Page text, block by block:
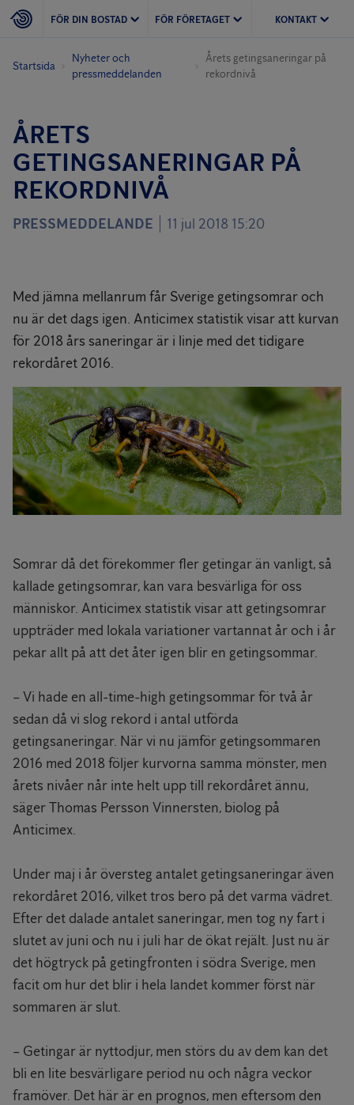
FÖR DIN BOSTAD FÖR FÖRETAGET KONTAKT
Startsida
Nyheter och
pressmeddelanden
Årets getingsaneringar på
rekordnivå
ÅRETS
GETINGSANERINGAR PÅ
REKORDNIVÅ
PRESSMEDDELANDE 11 jul 2018 15:20
Med jämna mellanrum får Sverige getingsomrar och
nu är det dags igen. Anticimex statistik visar att kurvan
för 2018 års saneringar är i linje med det tidigare
rekordåret 2016.
Somrar då det förekommer fler getingar än vanligt, så
kallade getingsomrar, kan vara besvärliga för oss
människor. Anticimex statistik visar att getingsomrar
uppträder med lokala variationer vartannat år och i år
pekar allt på att det åter igen blir en getingsommar.
– Vi hade en all-time-high getingsommar för två år
sedan då vi slog rekord i antal utförda
getingsaneringar. När vi nu jämför getingsommaren
2016 med 2018 följer kurvorna samma mönster, men
årets nivåer når inte helt upp till rekordåret ännu,
säger Thomas Persson Vinnersten, biolog på
Anticimex.
Under maj i år översteg antalet getingsaneringar även
rekordåret 2016, vilket tros bero på det varma vädret.
Efter det dalade antalet saneringar, men tog ny fart i
slutet av juni och nu i juli har de ökat rejält. Just nu är
det högtryck på getingfronten i södra Sverige, men
facit om hur det blir i hela landet kommer först när
sommaren är slut.
– Getingar är nyttodjur, men störs du av dem kan det
bli en lite besvärligare period nu och några veckor
framöver. Det här är en prognos, men eftersom den